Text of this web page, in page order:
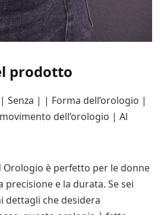
prodotto
Senza | | Forma dell’orologio |
dell’orologio | Al
Orologio è perfetto per le donne
precisione e la durata. Se sei
dettagli che desidera